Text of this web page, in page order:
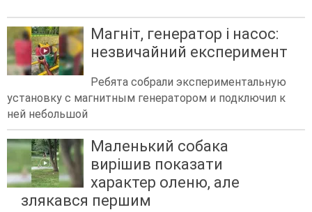
Магніт, генератор і насос:
незвичайний експеримент
Ребята собрали экспериментальную
установку с магнитным генератором и подключил к
ней небольшой
Маленький собака
вирішив показати
характер оленю, але
злякався першим